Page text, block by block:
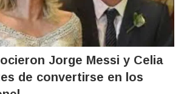
Jorge Messi y Celia
de convertirse en los